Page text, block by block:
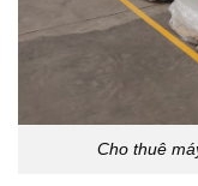
Cho thuê